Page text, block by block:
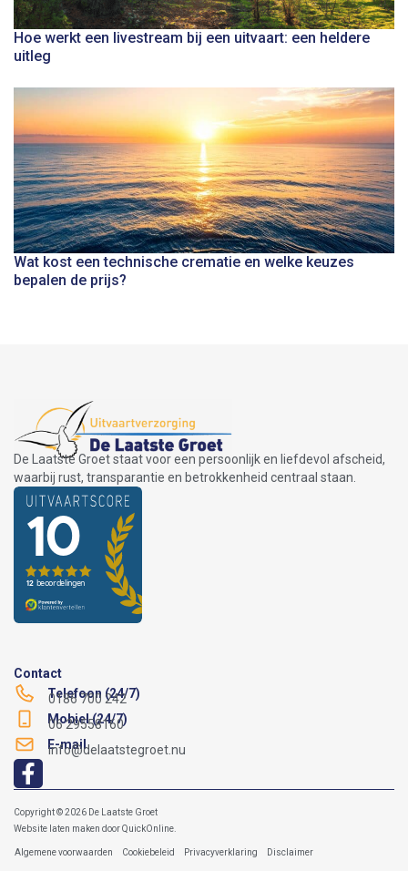
Hoe werkt een livestream bij een uitvaart: een heldere
uitleg
Wat kost een technische crematie en welke keuzes
bepalen de prijs?
De Laatste Groet staat voor een persoonlijk en liefdevol afscheid,
waarbij rust, transparantie en betrokkenheid centraal staan.
Contact
Telefoon (24/7)
0186 700 242
Mobiel (24/7)
06 29558160
E-mail
info@delaatstegroet.nu
Copyright © 2026 De Laatste Groet
Website laten maken doorQuickOnline
Algemene voorwaarden Cookiebeleid Privacyverklaring Disclaimer